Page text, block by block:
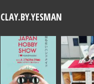
CLAY.BY.YESMAN